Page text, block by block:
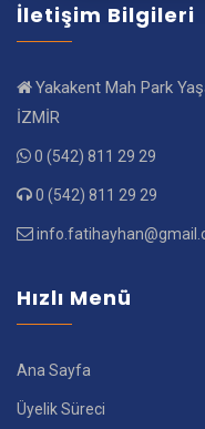
İletişim Bilgileri
Yakakent Mah Park
İZMİR
0 (542) 811 29 29
0 (542) 811 29 29
Hızlı Menü
Ana Sayfa
Üyelik Süreci